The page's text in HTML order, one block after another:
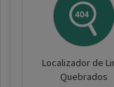
Localizador de
Quebrados